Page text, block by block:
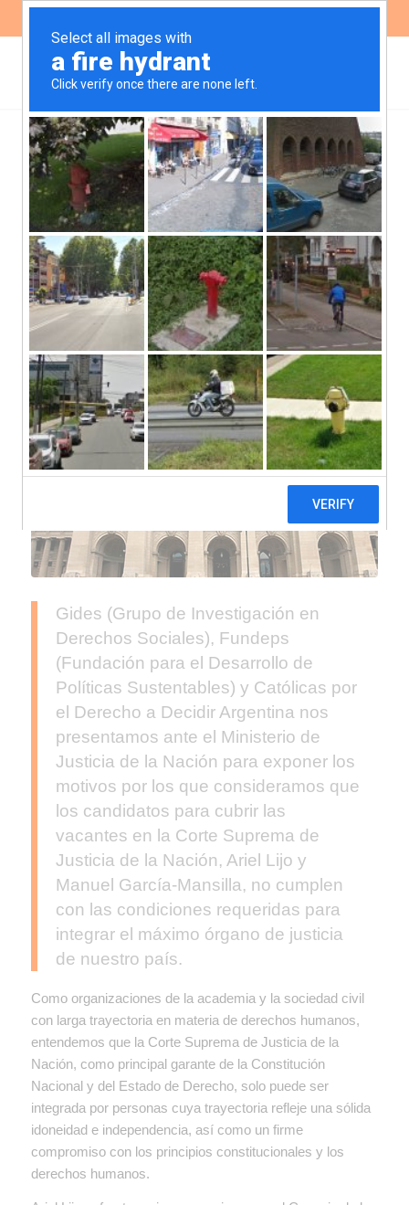
Organizaciones de la
sociedad civil y
académicas rechazan la
candidatura de Lijo y
García-Mansilla a la
CSJN
Gides (Grupo de Investigación en
Derechos Sociales), Fundeps
(Fundación para el Desarrollo de
Políticas Sustentables) y Católicas por
el Derecho a Decidir Argentina nos
presentamos ante el Ministerio de
Justicia de la Nación para exponer los
motivos por los que consideramos que
los candidatos para cubrir las
vacantes en la Corte Suprema de
Justicia de la Nación, Ariel Lijo y
Manuel García-Mansilla, no cumplen
con las condiciones requeridas para
integrar el máximo órgano de justicia
de nuestro país.
Como organizaciones de la academia y la sociedad civil
con larga trayectoria en materia de derechos humanos,
entendemos que la Corte Suprema de Justicia de la
Nación, como principal garante de la Constitución
Nacional y del Estado de Derecho, solo puede ser
integrada por personas cuya trayectoria refleje una sólida
idoneidad e independencia, así como un firme
compromiso con los principios constitucionales y los
derechos humanos.